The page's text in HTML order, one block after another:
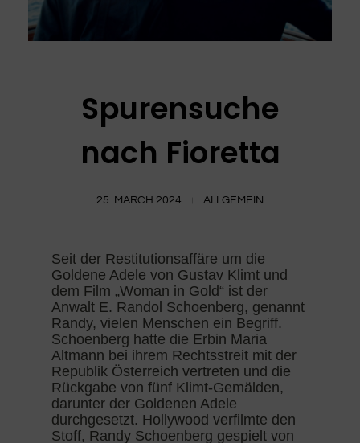
Spurensuche
nach Fioretta
25. MARCH 2024 ALLGEMEIN
Seit der Restitutionsaffäre um die
Goldene Adele von Gustav Klimt und
dem Film „Woman in Gold“ ist der
Anwalt E. Randol Schoenberg, genannt
Randy, vielen Menschen ein Begriff.
Schoenberg hatte die Erbin Maria
Altmann bei ihrem Rechtsstreit mit der
Republik Österreich vertreten und die
Rückgabe von fünf Klimt-Gemälden,
darunter der Goldenen Adele
durchgesetzt. Hollywood verfilmte den
Stoff, Randy Schoenberg gespielt von